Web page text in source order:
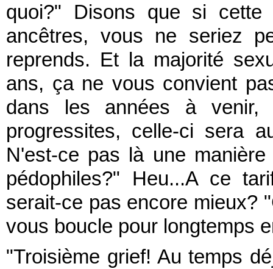
quoi?" Disons que si
ancêtres, vous ne seriez
reprends. Et la majorité
ans, ça ne vous convient
dans les années à
progressites, celle-ci sera
N'est-ce pas là une
pédophiles?" Heu...A ce
serait-ce pas encore mieux?
vous boucle pour longtemps
"Troisième grief! Au temps